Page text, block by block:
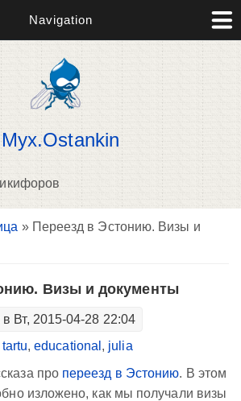
Navigation
Myx.Ostankin
» Переезд в Эстонию. Визы и
Визы и документы
в Вт, 2015-04-28 22:04
tartu,educational , julia
про переезд в Эстонию. В этом
изложено, как мы получали визы